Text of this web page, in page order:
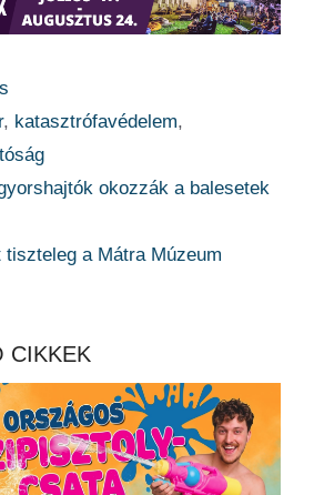
, katasztrófavédelem,
okozzák a balesetek
tiszteleg a Mátra Múzeum
CIKKEK